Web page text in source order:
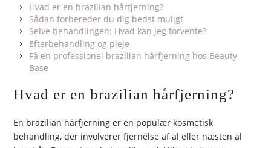
Hvad er en brazilian hårfjerning?
Sådan forbereder du dig bedst muligt
Selve behandlingen: Hvad kan jeg forvente?
Efterbehandling og pleje
Få en professionel brazilian hårfjerning hos Beauty
Base
Hvad er en brazilian hårfjerning?
En brazilian hårfjerning er en populær kosmetisk
behandling, der involverer fjernelse af al eller næsten al